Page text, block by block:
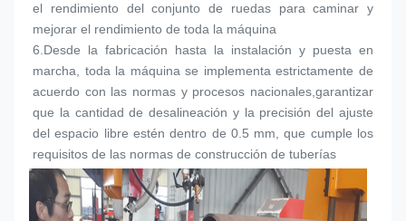
el rendimiento del conjunto de ruedas para caminar y
mejorar el rendimiento de toda la máquina
6. Desde la fabricación hasta la instalación y puesta en
marcha, toda la máquina se implementa estrictamente de
acuerdo con las normas y procesos nacionales,garantizar
que la cantidad de desalineación y la precisión del ajuste
del espacio libre estén dentro de 0.5 mm, que cumple los
requisitos de las normas de construcción de tuberías